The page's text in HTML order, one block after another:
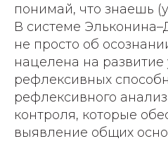
понимай, что знаешь
В системе
не просто об
нацелена на развитие
рефлексивных
рефлексивного
контроля, которые
выявление общих